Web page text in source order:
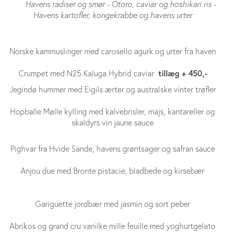
Havens radiser og smør - Otoro, caviar og hoshikari ris -
Havens kartofler, kongekrabbe og havens urter
Norske kammuslinger med carosello agurk og urter fra haven
Crumpet med N25 Kaluga Hybrid caviar tillæg + 450,-
Jegindø hummer med Eigils ærter og australske vinter trøfler
Hopballe Mølle kylling med kalvebrisler, majs, kantareller og
skaldyrs vin jaune sauce
Pighvar fra Hvide Sande, havens grøntsager og safran sauce
Anjou due med Bronte pistacie, bladbede og kirsebær
Gariguette jordbær med jasmin og sort peber
Abrikos og grand cru vanilke mille feuille med yoghurtgelato